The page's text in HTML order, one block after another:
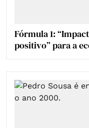
Fórmula 1:
positivo” para a